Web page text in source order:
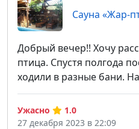
Сауна «Жар-
Добрый вечер!! Хочу
птица. Спустя полгода
ходили в разные бани.
Ужасно
1.0
27 декабря 2023 в 22:09